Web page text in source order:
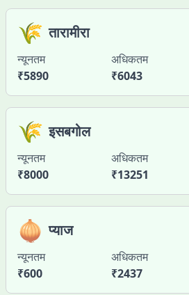
🌾 तारामीरा
न्यूनतम
₹5890
अधिकतम
₹6043
🌾 इसबगोल
न्यूनतम
₹8000
अधिकतम
₹13251
🧅 प्याज
न्यूनतम
₹600
अधिकतम
₹2437